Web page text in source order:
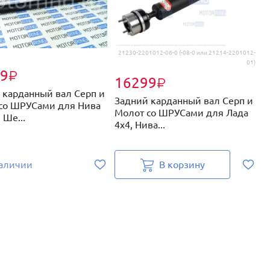
₽
вал Серп и
ШРУСами для Нива
Ше...
21230-2201012-06-0 (-08-0 или 21214-2201012-
01)
16299₽
Задний карданный вал Серп и
Молот со ШРУСами для Лада
4х4, Нива...
В корзину